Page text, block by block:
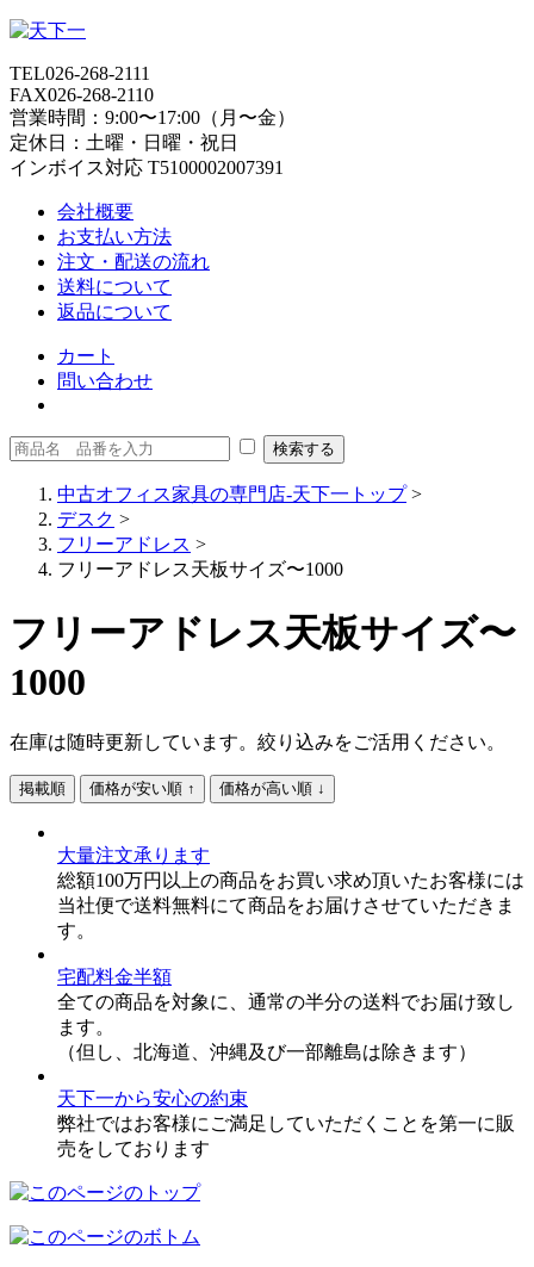
TEL026-268-2111
FAX026-268-2110
営業時間：9:00〜17:00（月〜金）
定休日：土曜・日曜・祝日
インボイス対応 T5100002007391
会社概要
お支払い方法
注文・配送の流れ
送料について
返品について
カート
問い合わせ
中古オフィス家具の専門店-天下一トップ>
デスク >
フリーアドレス >
フリーアドレス天板サイズ〜1000
フリーアドレス天板サイズ〜
1000
在庫は随時更新しています。絞り込みをご活用ください。
掲載順 価格が安い順 ↑ 価格が高い順 ↓
大量注文承ります
総額100万円以上の商品をお買い求め頂いたお客様には
当社便で送料無料にて商品をお届けさせていただきま
す。
宅配料金半額
全ての商品を対象に、通常の半分の送料でお届け致し
ます。
（但し、北海道、沖縄及び一部離島は除きます）
天下一から安心の約束
弊社ではお客様にご満足していただくことを第一に販
売をしております